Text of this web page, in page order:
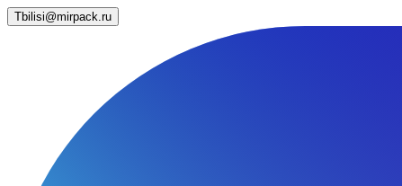
Tbilisi@mirpack.ru